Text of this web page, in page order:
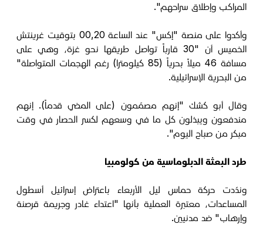
المراكب وإطلاق سراحهم".
وأكدوا على منصة "إكس" عند الساعة 00,20 بتوقيت غرينتش
الخميس أن "30 قارباً تواصل طريقها نحو غزة، وهي على
مسافة 46 ميلاً بحرياً (85 كيلومترا) رغم الهجمات المتواصلة"
من البحرية الإسرائيلية.
وقال أبو كشك "إنهم مصمّمون (على المضي قدماً). إنهم
مندفعون ويبذلون كل ما في وسعهم لكسر الحصار في وقت
مبكر من صباح اليوم".
طرد البعثة الدبلوماسية من كولومبيا
وندّدت حركة حماس ليل الأربعاء باعتراض إسرائيل أسطول
المساعدات، معتبرة العملية بأنها "اعتداء غادر وجريمة قرصنة
وإرهاب" ضد مدنيين.